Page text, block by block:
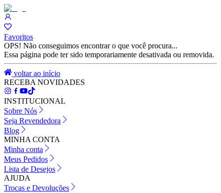
Favoritos
OPS! Não conseguimos encontrar o que você procura...
Essa página pode ter sido temporariamente desativada ou removida.
voltar ao início
RECEBA NOVIDADES
INSTITUCIONAL
Sobre Nós
Seja Revendedora
Blog
MINHA CONTA
Minha conta
Meus Pedidos
Lista de Desejos
AJUDA
Trocas e Devoluções